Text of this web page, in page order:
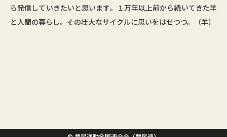
ら発信していきたいと思います。１万年以上前から続いてきた羊
と人間の暮らし。その壮大なサイクルに思いをはせつつ。（羊）